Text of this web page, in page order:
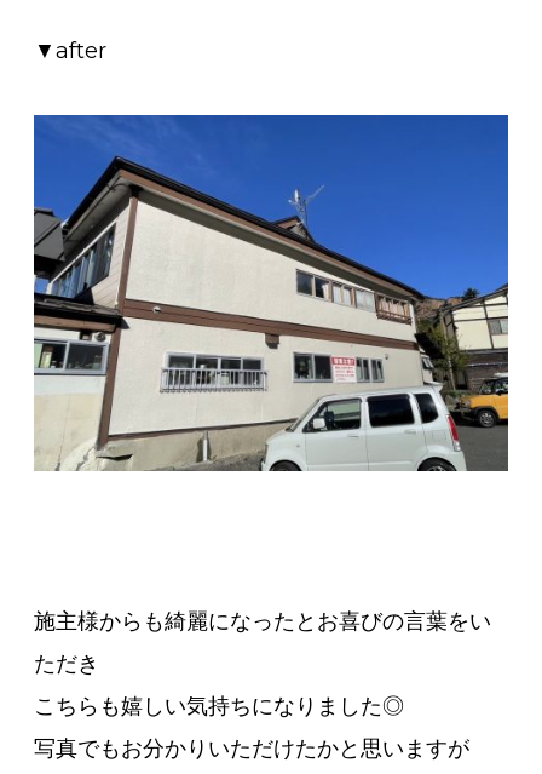
▼after
施主様からも綺麗になったとお喜びの言葉をい
ただき
こちらも嬉しい気持ちになりました◎
写真でもお分かりいただけたかと思いますが